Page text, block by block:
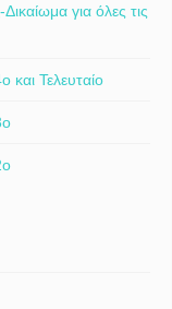
για όλες τις
Τελευταίο